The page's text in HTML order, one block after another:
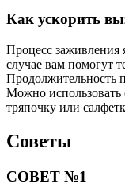
Как ускорить
Процесс заживления
случае вам помогут
Продолжительность
Можно использовать
тряпочку или
Советы
СОВЕТ №1